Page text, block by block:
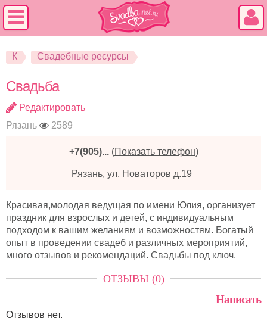
К Свадебные ресурсы
Свадьба
Редактировать
Рязань
2589
+7(905)... (Показать телефон)
Рязань, ул. Новаторов д.19
Красивая,молодая ведущая по имени Юлия, организует
праздник для взрослых и детей, с индивидуальным
подходом к вашим желаниям и возможностям. Богатый
опыт в проведении свадеб и различных мероприятий,
много отзывов и рекомендаций. Свадьбы под ключ.
ОТЗЫВЫ (0)
Написать
Отзывов нет.